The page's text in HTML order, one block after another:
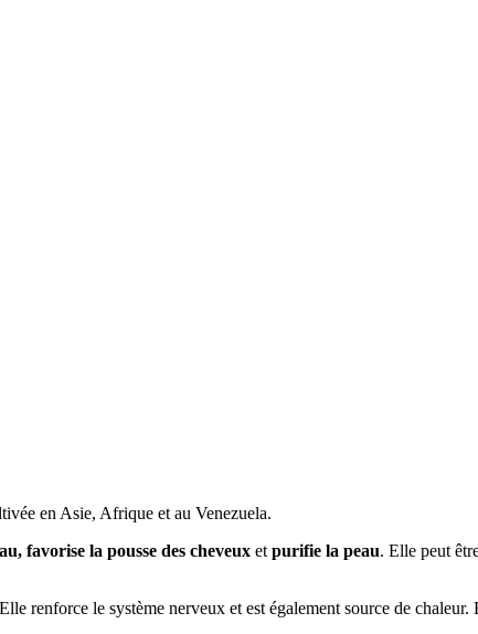
en Asie, Afrique et au Venezuela.
favorise la pousse des cheveux et purifie la peau. Elle peut
renforce le système nerveux et est également source de